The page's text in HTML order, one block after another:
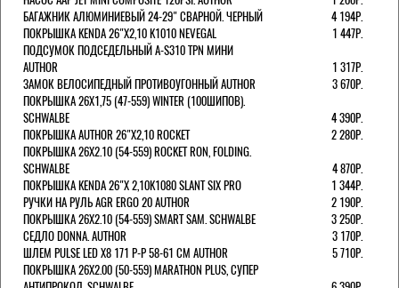
БАГАЖНИК АЛЮМИНИЕВЫЙ 24-29" СВАРНОЙ. ЧЕРНЫЙ
4 194Р.
ПОКРЫШКА KENDA 26"Х2,10 K1010 NEVEGAL
1 447Р.
ПОДСУМОК ПОДСЕДЕЛЬНЫЙ A-S310 TPN МИНИ
AUTHOR
1 317Р.
ЗАМОК ВЕЛОСИПЕДНЫЙ ПРОТИВОУГОННЫЙ AUTHOR
3 670Р.
ПОКРЫШКА 26X1,75 (47-559) WINTER (100ШИПОВ).
SCHWALBE
4 390Р.
ПОКРЫШКА AUTHOR 26"Х2,10 ROCKET
2 280Р.
ПОКРЫШКА 26X2.10 (54-559) ROCKET RON, FOLDING.
SCHWALBE
4 870Р.
ПОКРЫШКА KENDA 26"Х 2,10K1080 SLANT SIX PRO
1 344Р.
РУЧКИ НА РУЛЬ AGR ERGO 20 AUTHOR
2 190Р.
ПОКРЫШКА 26X2.10 (54-559) SMART SAM. SCHWALBE
3 250Р.
СЕДЛО DONNA. AUTHOR
3 170Р.
ШЛЕМ PULSE LED X8 171 Р-Р 58-61 СМ AUTHOR
5 710Р.
ПОКРЫШКА 26X2.00 (50-559) MARATHON PLUS, СУПЕР